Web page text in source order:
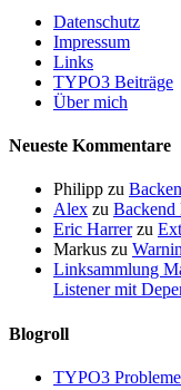
Datenschutz
Impressum
Links
TYPO3 Beiträge
Über mich
Neueste Kommentare
Philipp zu
Alex zu Backend
Eric Harrerzu
Markus zu
Linksammlung
Listener mit
Blogroll
TYPO3